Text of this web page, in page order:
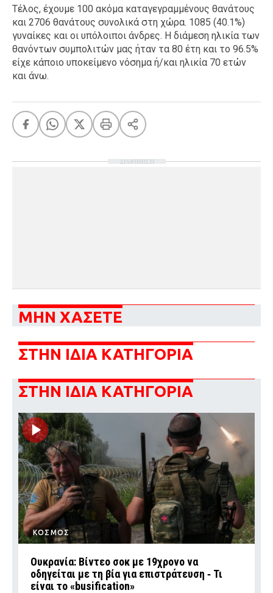
Τέλος, έχουμε 100 ακόμα καταγεγραμμένους θανάτους
και 2706 θανάτους συνολικά στη χώρα. 1085 (40.1%)
γυναίκες και οι υπόλοιποι άνδρες. Η διάμεση ηλικία των
θανόντων συμπολιτών μας ήταν τα 80 έτη και το 96.5%
είχε κάποιο υποκείμενο νόσημα ή/και ηλικία 70 ετών
και άνω.
ΔΙΑΦΗΜΙΣΗ
ΜΗΝ ΧΑΣΕΤΕ
ΣΤΗΝ ΙΔΙΑ ΚΑΤΗΓΟΡΙΑ
ΣΤΗΝ ΙΔΙΑ ΚΑΤΗΓΟΡΙΑ
ΚΟΣΜΟΣ
Ουκρανία: Βίντεο σοκ με 19χρονο να
οδηγείται με τη βία για επιστράτευση ‑ Τι
είναι το «busification»